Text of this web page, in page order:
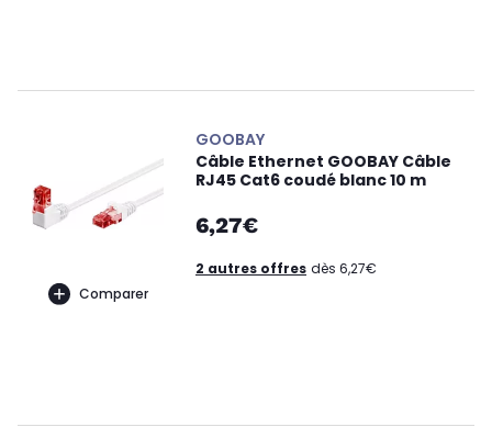
Comparer
GOOBAY
Câble Ethernet GOOBAY Câble
RJ45 Cat6 coudé blanc 10 m
6,27€
2 autres offres dès 6,27€